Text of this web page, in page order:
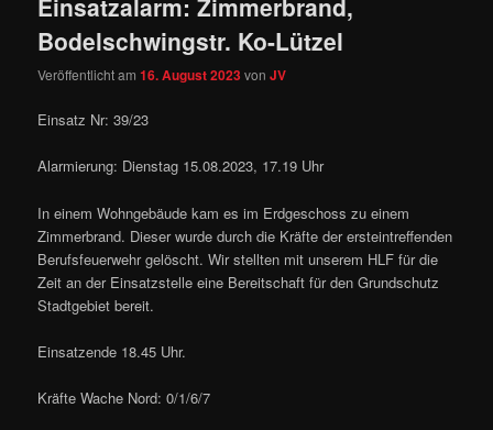
Bodelschwingstr. Ko-Lützel
Veröffentlicht am16. August 2023vonJV
Einsatz Nr: 39/23
Alarmierung: Dienstag 15.08.2023, 17.19 Uhr
In einem Wohngebäude kam es im Erdgeschoss zu einem
Zimmerbrand. Dieser wurde durch die Kräfte der ersteintreffenden
Berufsfeuerwehr gelöscht. Wir stellten mit unserem HLF für die
Zeit an der Einsatzstelle eine Bereitschaft für den Grundschutz
Stadtgebiet bereit.
Einsatzende 18.45 Uhr.
Kräfte Wache Nord: 0/1/6/7